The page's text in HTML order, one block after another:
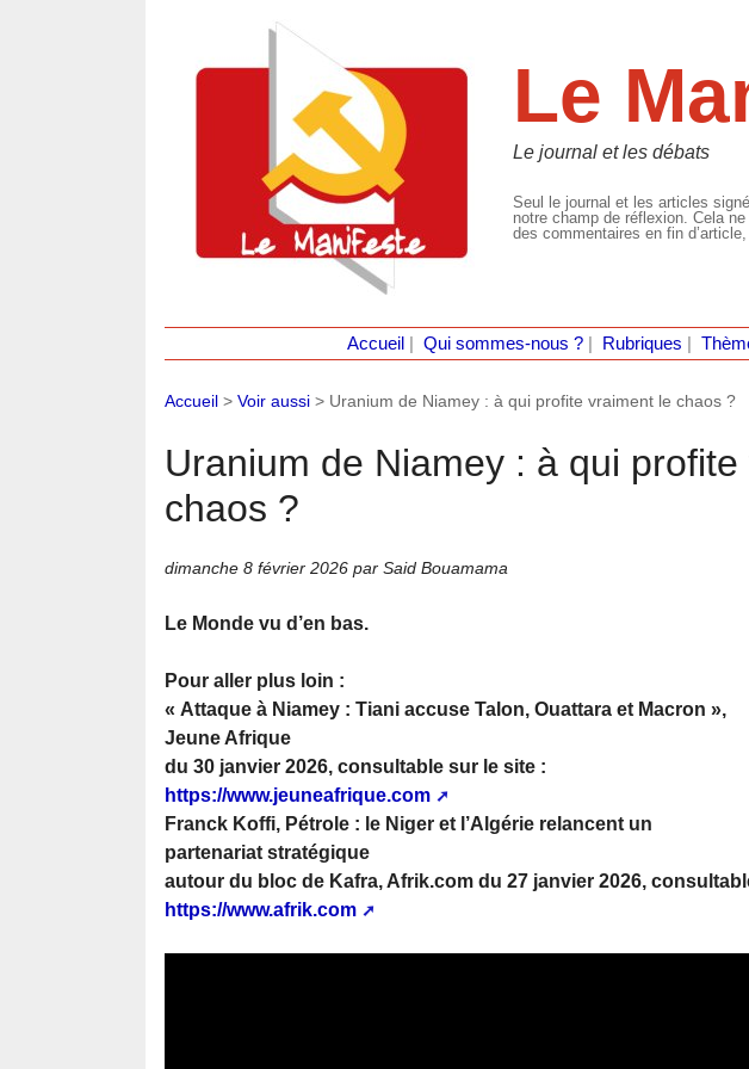
Le
Le journal et les débats
Seul le journal et les articles
notre champ de réflexion. Cela
des commentaires en fin
Accueil Qui sommes-nous ?| Rubriques
Accueil > Voir aussi > Uranium de Niamey : à qui profite vraiment le chaos ?
Uranium de Niamey : à qui
chaos ?
dimanche 8 février 2026 par Said Bouamama
Le Monde vu d’en bas.
Pour aller plus loin :
« Attaque à Niamey : Tiani accuse Talon, Ouattara et Macron »,
Jeune Afrique
du 30 janvier 2026, consultable sur le site :
https://www.jeuneafrique.com
Franck Koffi, Pétrole : le Niger et l’Algérie relancent un
partenariat stratégique
autour du bloc de Kafra, Afrik.com du 27 janvier 2026,
https://www.afrik.com